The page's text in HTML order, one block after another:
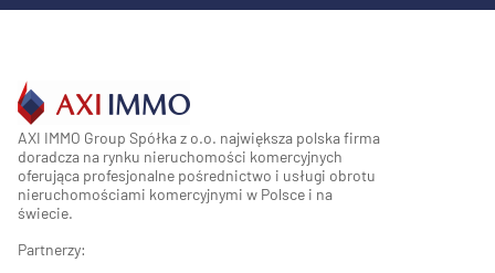
AXI IMMO Group Spółka z o.o. największa polska firma
doradcza na rynku nieruchomości komercyjnych
oferująca profesjonalne pośrednictwo i usługi obrotu
nieruchomościami komercyjnymi w Polsce i na
świecie.
Partnerzy: